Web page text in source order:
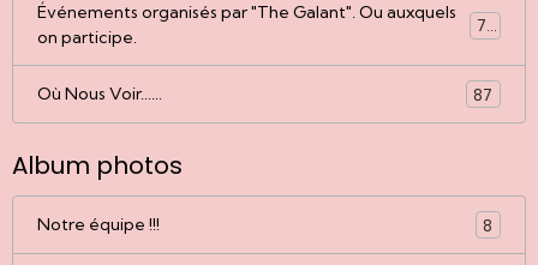
Événements organisés par "The Galant". Ou auxquels
on participe.
77
Où Nous Voir...... 87
Album photos
Notre équipe !!! 8